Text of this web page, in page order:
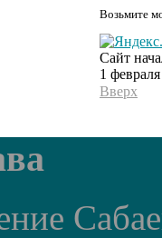
Возьмите
Сайт
1
Вверх